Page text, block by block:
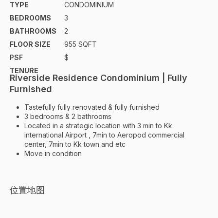
Riverside Residence Condominium | Fully
Furnished
Tastefully fully renovated & fully furnished
3 bedrooms & 2 bathrooms
Located in a strategic location with 3 min to Kk
international Airport , 7min to Aeropod commercial
center, 7min to Kk town and etc
Move in condition
位置地图
TYPE
CONDOMINIUM
BEDROOMS
3
BATHROOMS
2
FLOOR SIZE
955 SQFT
PSF
$
TENURE